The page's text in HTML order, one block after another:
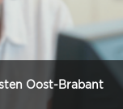
Oost-Brabant